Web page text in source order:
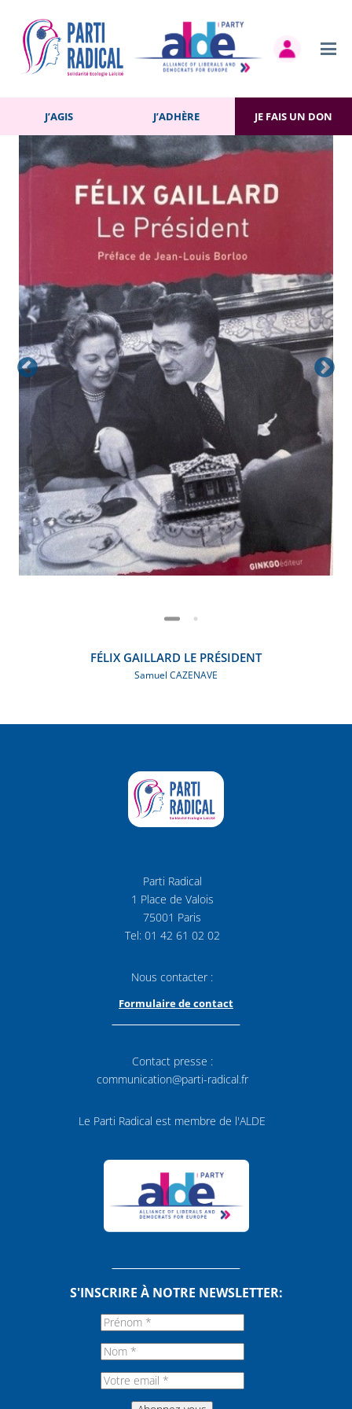
J’AGIS J’ADHÈRE JE FAIS UN DON
Retour à la bibliothèque
FÉLIX GAILLARD LE PRÉSIDENT
Samuel CAZENAVE
Parti Radical
1 Place de Valois
75001 Paris
Tel: 01 42 61 02 02
Nous contacter :
Formulaire de contact
Contact presse :
communication@parti-radical.fr
Le Parti Radical est membre de l'ALDE
S'INSCRIRE À NOTRE NEWSLETTER: